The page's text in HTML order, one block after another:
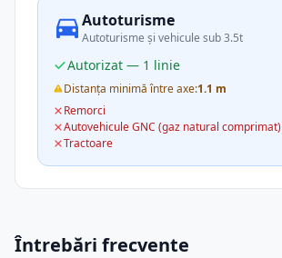
Autoturisme
Autoturisme și vehicule sub 3.5t
Autorizat — 1 linie
Distanța minimă între axe:1.1 m
Remorci
Autovehicule GNC (gaz natural comprimat)
Tractoare
Întrebări frecvente